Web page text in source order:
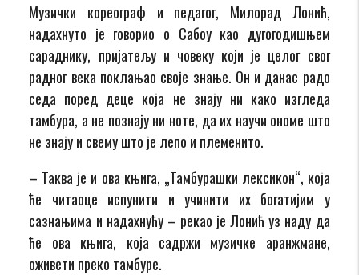
Музички кореограф и педагог, Милорад Лонић,
надахнуто је говорио о Сабоу као дугогодишњем
сараднику, пријатељу и човеку који је целог свог
радног века поклањао своје знање. Он и данас радо
седа поред деце која не знају ни како изгледа
тамбура, а не познају ни ноте, да их научи ономе што
не знају и свему што је лепо и племенито.
– Таква је и ова књига, „Тамбурашки лексикон“, која
ће читаоце испунити и учинити их богатијим у
сазнањима и надахнућу – рекао је Лонић уз наду да
ће ова књига, која садржи музичке аранжмане,
оживети преко тамбуре.